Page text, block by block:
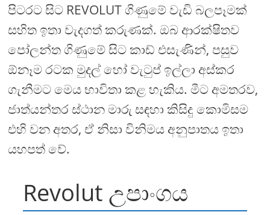
පිටරට සිට REVOLUT ගිණුමේ වැඩි බලපෑමක්
සහිත ඉතා වැදගත් කරුණක්. ඔබ ආරක්ෂිතව
පෝලන්ත ගිණුමේ සිට කාඩ් එසැණින්, පසුව
ඕනෑම රටක මුදල් හෝ වැටුප් ඉල්ලා අස්කර
ගැනීමට මෙය භාවිතා කළ හැකිය. මීට අමතරව,
ජාත්යන්තර ස්ථාන මාරු සඳහා කිසිදු කොමිසම
එහි වන අතර, ඒ නිසා විනිමය අනුපාතය ඉතා
යහපත් වේ.
Revolut උපාංගය